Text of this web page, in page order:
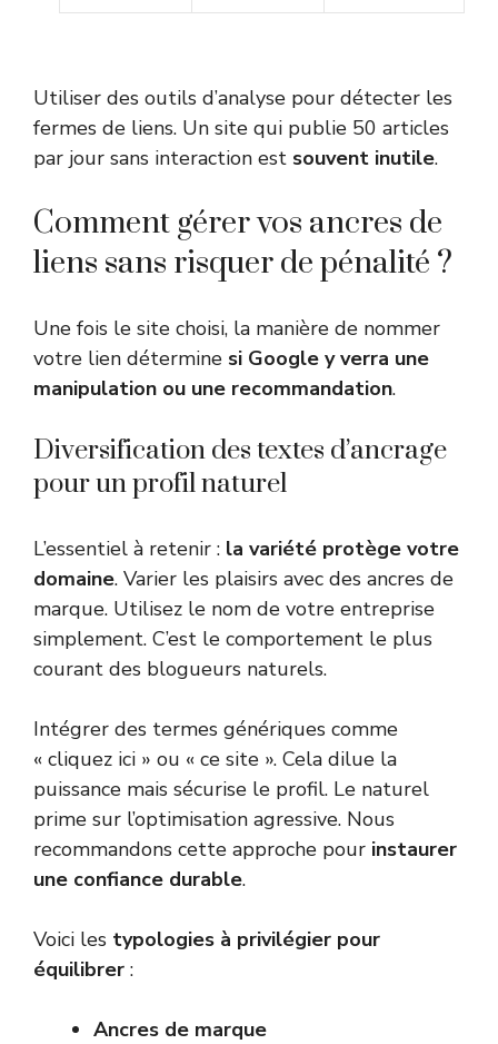
Utiliser des outils d’analyse pour détecter les
fermes de liens. Un site qui publie 50 articles
par jour sans interaction est souvent inutile.
Comment gérer vos ancres de
liens sans risquer de pénalité ?
Une fois le site choisi, la manière de nommer
votre lien détermine si Google y verra une
manipulation ou une recommandation.
Diversification des textes d’ancrage
pour un profil naturel
L’essentiel à retenir : la variété protège votre
domaine. Varier les plaisirs avec des ancres de
marque. Utilisez le nom de votre entreprise
simplement. C’est le comportement le plus
courant des blogueurs naturels.
Intégrer des termes génériques comme
« cliquez ici » ou « ce site ». Cela dilue la
puissance mais sécurise le profil. Le naturel
prime sur l’optimisation agressive. Nous
recommandons cette approche pour instaurer
une confiance durable.
Voici les typologies à privilégier pour
équilibrer :
Ancres de marque